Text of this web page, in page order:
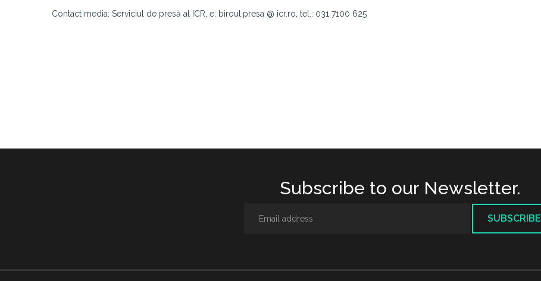
Contact media: Serviciul de presă al ICR, e: biroul.presa @ icr.ro, tel.: 031 7100 625
Subscribe to our Newsletter.
SUBSCRIBE